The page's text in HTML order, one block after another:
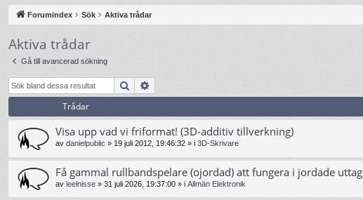
bb
lä
nk
ar
Forumindex Sök Aktiva trådar
Aktiva trådar
Gå till avancerad sökning
Sök
Trådar
Visa upp vad vi friformat! (3D-additiv tillverkning)
av danielpublic » 19 juli 2012, 19:46:32 » i 3D-Skrivare
Få gammal rullbandspelare (ojordad) att fungera i jordade uttag
av leelnisse » 31 juli 2026, 19:37:00 » i Allmän Elektronik